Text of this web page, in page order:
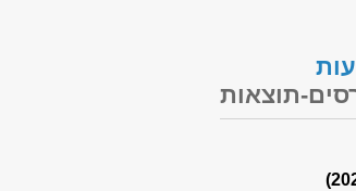
תוצאות